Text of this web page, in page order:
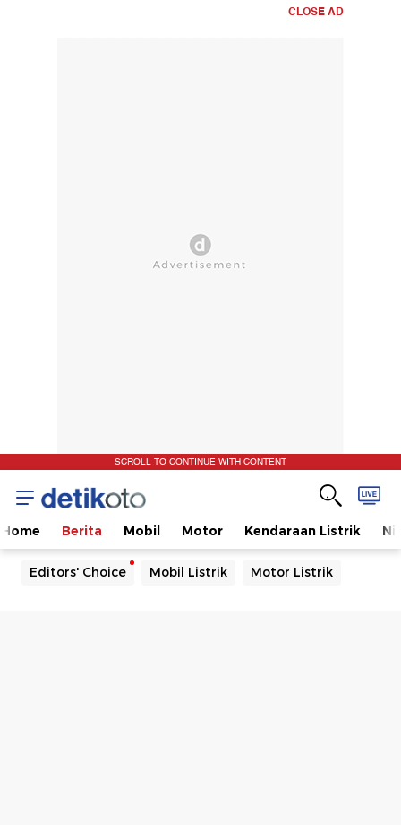
CLOSE AD
SCROLL TO CONTINUE WITH CONTENT
Home Berita Mobil Motor Kendaraan Listrik
Editors' Choice Mobil Listrik Motor Listrik